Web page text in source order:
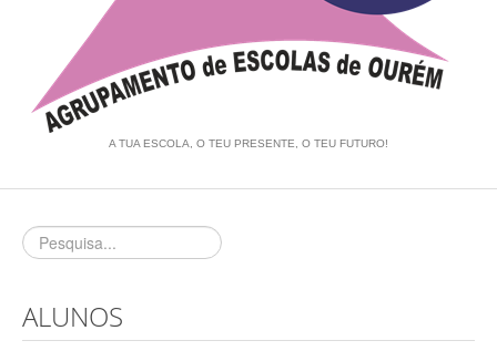
Documentos
Associação de Pais e EE
Equipa de Autoavaliação
Notícias
Alunos
Matrículas
A TUA ESCOLA, O TEU PRESENTE, O TEU FUTURO!
ALUNOS